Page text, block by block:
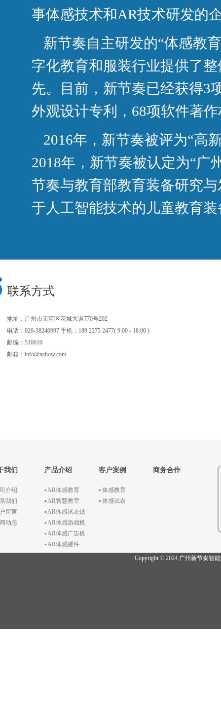
事体感技术和AR技术研发的
新节奏自主研发的“体感教
字化教育和服装行业提供了
先。目前，新节奏已经获得3
外观设计专利，68项软件著
2016年，新节奏被评为“高
2018年，新节奏被认定为“广
节奏与教育部教育装备研究
于人工智能技术的儿童教育
联系方式
地址：广州市天河区花城大道770号202
电话：020-38240997 手机：189 2275 2477( 9:00 - 18:00 )
邮编：510610
邮箱：info@nshow.com
我们
介绍
我们
留言
动态
产品介绍
▪ AR体感教育
▪ AR智慧教室
▪ AR体感试衣镜
▪ AR体感游戏机
▪ AR体感广告机
▪ AR体感硬件
客户案例
▪ 体感教育
▪ 体感试衣
商务合作
Copyright © 2024 广州新节奏智